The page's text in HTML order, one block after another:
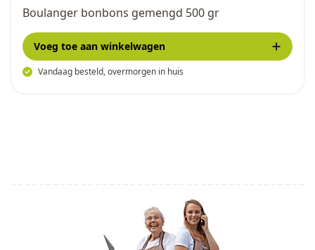
Boulanger bonbons gemengd 500 gr
Vandaag besteld, overmorgen in huis
Voeg toe aan winkelwagen